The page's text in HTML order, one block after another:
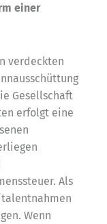
einer
verdeckten
Gesellschaft
erfolgt eine
Als
Wenn